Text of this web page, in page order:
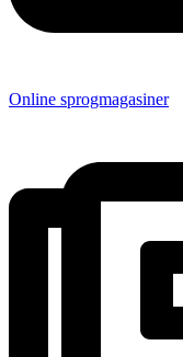
Online sprogmagasiner